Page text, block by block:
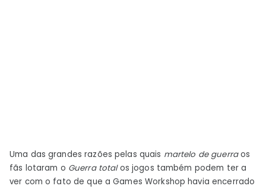
Uma das grandes razões pelas quais martelo de guerraos
fãs lotaram o Guerra totalos jogos também podem ter a
ver com o fato de que a Games Workshop havia encerrado